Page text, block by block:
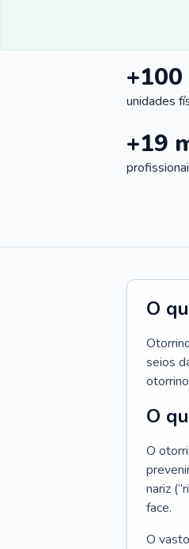
+100
unidades
+19
O
seios
O
O
nariz
face.
O